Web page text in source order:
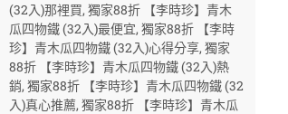
(32入)那裡買, 獨家88折 【李時珍】青木
瓜四物鐵 (32入)最便宜, 獨家88折 【李時
珍】青木瓜四物鐵 (32入)心得分享, 獨家
88折 【李時珍】青木瓜四物鐵 (32入)熱
銷, 獨家88折 【李時珍】青木瓜四物鐵 (32
入)真心推薦, 獨家88折 【李時珍】青木瓜